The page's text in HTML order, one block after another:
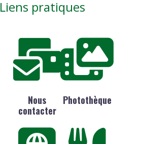
Liens pratiques
Nous
contacter
Photothèque